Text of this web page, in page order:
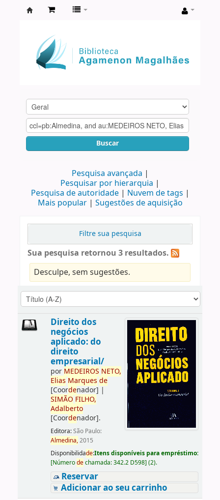
Agamenon
Magalhães
Buscar
Pesquisa avançada
Pesquisar por hierarquia
Pesquisa de autoridade
Nuvem de tags
Mais popular
Sugestões de aquisição
Filtre sua pesquisa
Sua pesquisa retornou 3 resultados.
Desculpe, sem sugestões.
Direito dos
negócios
aplicado: do
direito
empresarial/
por MEDEIROS NETO,
Elias Marques de
[Coordenador] |
SIMÃO FILHO,
Adalberto
[Coordenador].
Editora:São Paulo:
Almedina,2015
Disponibilidade:Itens disponíveis para empréstimo:
[Númerodechamada:342.2 D598] (2).
Reservar
Adicionar ao seu carrinho